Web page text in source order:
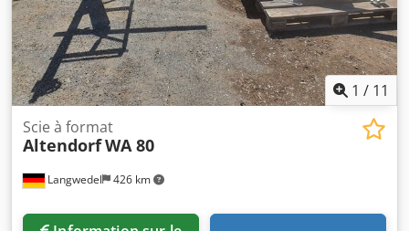
1 / 11
Langwedel 426 km
Scie à format
AltendorfWA 80